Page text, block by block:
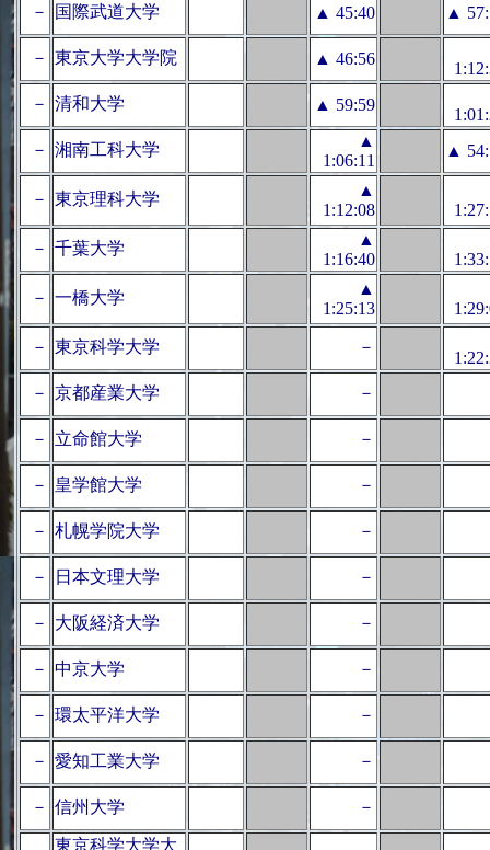
－ 国際武道大学 ▲ 45:40 ▲
－ 東京大学大学院 ▲ 46:56
－ 清和大学 ▲ 59:59
－ 湘南工科大学
▲
1:06:11
▲
－ 東京理科大学
▲
1:12:08
－ 千葉大学
▲
1:16:40
－ 一橋大学
▲
1:25:13
－ 東京科学大学 －
－ 京都産業大学 －
－ 立命館大学 －
－ 皇学館大学 －
－ 札幌学院大学 －
－ 日本文理大学 －
－ 大阪経済大学 －
－ 中京大学 －
－ 環太平洋大学 －
－ 愛知工業大学 －
－ 信州大学 －
東京科学大学大